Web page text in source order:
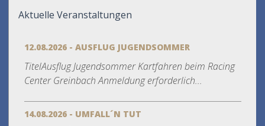
Aktuelle Veranstaltungen
12.08.2026 - AUSFLUG JUGENDSOMMER
TitelAusflug Jugendsommer Kartfahren beim Racing
Center Greinbach Anmeldung erforderlich...
14.08.2026 - UMFALL´N TUT